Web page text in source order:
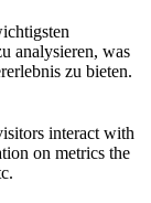
analysieren, was
zu bieten.
interact with
on metrics the